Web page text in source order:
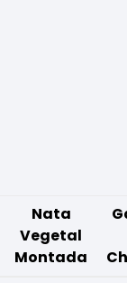
Nata
Vegetal
Montada